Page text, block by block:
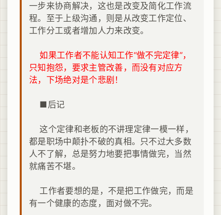
一步来协商解决，这也是改变及简化工作流
程。至于上级沟通，则是从改变工作定位、
工作分工或者增加人力来改变。
如果工作者不能认知工作“做不完定律”，
只知抱怨，要求主管改善，而没有对应方
法，下场绝对是个悲剧！
■后记
这个定律和老板的不讲理定律一模一样，
都是职场中颠扑不破的真相。只不过大多数
人不了解，总是努力地要把事情做完，当然
就痛苦不堪。
工作者要想的是，不是把工作做完，而是
有一个健康的态度，面对做不完。